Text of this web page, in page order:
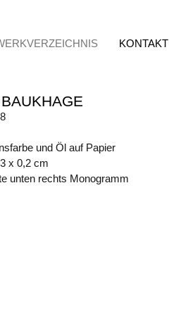
KONTAKT
und Öl auf Papier
x 0,2 cm
unten rechts Monogramm